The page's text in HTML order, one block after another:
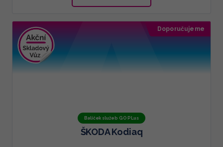
Doporučujeme
Balíček služeb GO PLus
ŠKODA Kodiaq